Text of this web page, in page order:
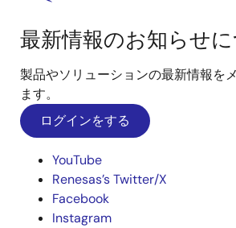
最新情報のお知らせ
製品やソリューションの最新情報を
ます。
ログインをする
YouTube
Renesas’s Twitter/X
Facebook
Instagram